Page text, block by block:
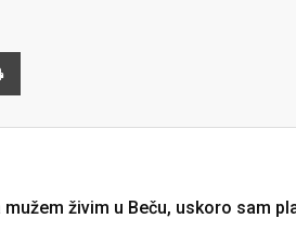
mužem živim u Beču, uskoro sam